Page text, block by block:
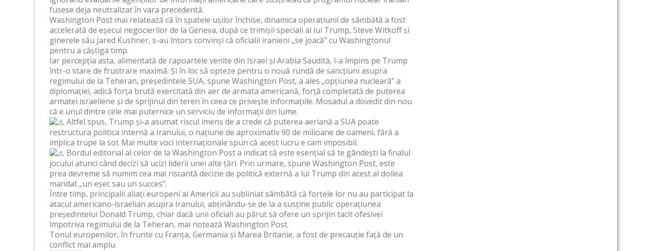
fusese deja neutralizat în vara precedentă.
Washington Post mai relatează că în spatele ușilor închise, dinamica operațiunii de sâmbătă a fost
accelerată de eșecul negocierilor de la Geneva, după ce trimișii speciali al lui Trump, Steve Witkoff și
ginerele său Jared Kushner, s-au întors convinși că oficialii iranieni „se joacă” cu Washingtonul
pentru a câștiga timp.
Iar percepția asta, alimentată de rapoartele venite din Israel și Arabia Saudită, l-a împins pe Trump
într-o stare de frustrare maximă. Și în loc să opteze pentru o nouă rundă de sancțiuni asupra
regimului de la Teheran, președintele SUA, spune Washington Post, a ales „opțiunea nucleară” a
diplomației, adică forța brută exercitată din aer de armata americană, forță completată de puterea
armatei israeliene și de sprijinul din teren în ceea ce privește informațiile. Mosadul a dovedit din nou
că e unul dintre cele mai puternice un serviciu de informații din lume.
Altfel spus, Trump și-a asumat riscul imens de a crede că puterea aeriană a SUA poate
restructura politica internă a Iranului, o națiune de aproximativ 90 de milioane de oameni, fără a
implica trupe la sol. Mai multe voci internaționale spun că acest lucru e cam imposibil.
Bordul editorial al celor de la Washington Post a indicat că este esențial să te gândești la finalul
jocului atunci când decizi să ucizi liderii unei alte țări. Prin urmare, spune Washington Post, este
prea devreme să numim cea mai riscantă decizie de politică externă a lui Trump din acest al doilea
mandat „un eșec sau un succes”.
Între timp, principalii aliați europeni ai Americii au subliniat sâmbătă că forțele lor nu au participat la
atacul americano-israelian asupra Iranului, abținându-se de la a susține public operațiunea
președintelui Donald Trump, chiar dacă unii oficiali au părut să ofere un sprijin tacit ofesivei
împotriva regimului de la Teheran, mai notează Washington Post.
Tonul europenilor, în frunte cu Franța, Germania și Marea Britanie, a fost de precauție față de un
conflict mai amplu.